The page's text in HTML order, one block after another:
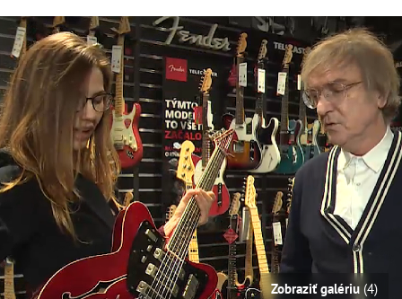
Zobraziť galériu (4)